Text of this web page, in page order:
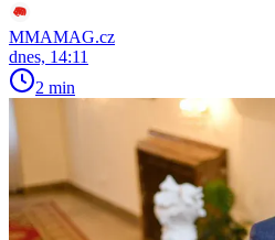
MMAMAG.cz
dnes, 14:11
2 min